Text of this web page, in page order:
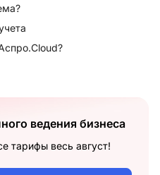
ведения бизнеса
тарифы весь август!